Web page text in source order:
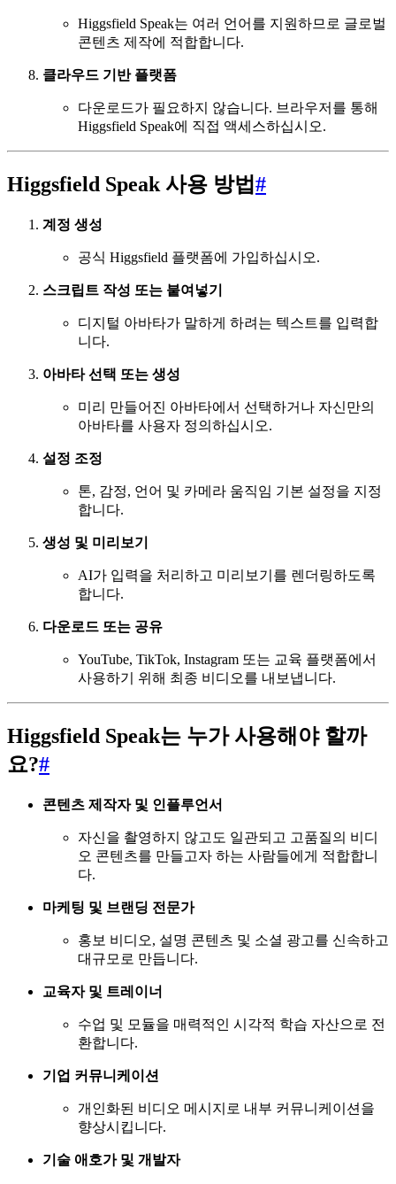
Higgsfield Speak는 여러 언어를 지원하므로 글로벌
콘텐츠 제작에 적합합니다.
클라우드 기반 플랫폼
다운로드가 필요하지 않습니다. 브라우저를 통해
Higgsfield Speak에 직접 액세스하십시오.
Higgsfield Speak 사용 방법#
계정 생성
공식 Higgsfield 플랫폼에 가입하십시오.
스크립트 작성 또는 붙여넣기
디지털 아바타가 말하게 하려는 텍스트를 입력합
니다.
아바타 선택 또는 생성
미리 만들어진 아바타에서 선택하거나 자신만의
아바타를 사용자 정의하십시오.
설정 조정
톤, 감정, 언어 및 카메라 움직임 기본 설정을 지정
합니다.
생성 및 미리보기
AI가 입력을 처리하고 미리보기를 렌더링하도록
합니다.
다운로드 또는 공유
YouTube, TikTok, Instagram 또는 교육 플랫폼에서
사용하기 위해 최종 비디오를 내보냅니다.
Higgsfield Speak는 누가 사용해야 할까
요?#
콘텐츠 제작자 및 인플루언서
자신을 촬영하지 않고도 일관되고 고품질의 비디
오 콘텐츠를 만들고자 하는 사람들에게 적합합니
다.
마케팅 및 브랜딩 전문가
홍보 비디오, 설명 콘텐츠 및 소셜 광고를 신속하고
대규모로 만듭니다.
교육자 및 트레이너
수업 및 모듈을 매력적인 시각적 학습 자산으로 전
환합니다.
기업 커뮤니케이션
개인화된 비디오 메시지로 내부 커뮤니케이션을
향상시킵니다.
기술 애호가 및 개발자